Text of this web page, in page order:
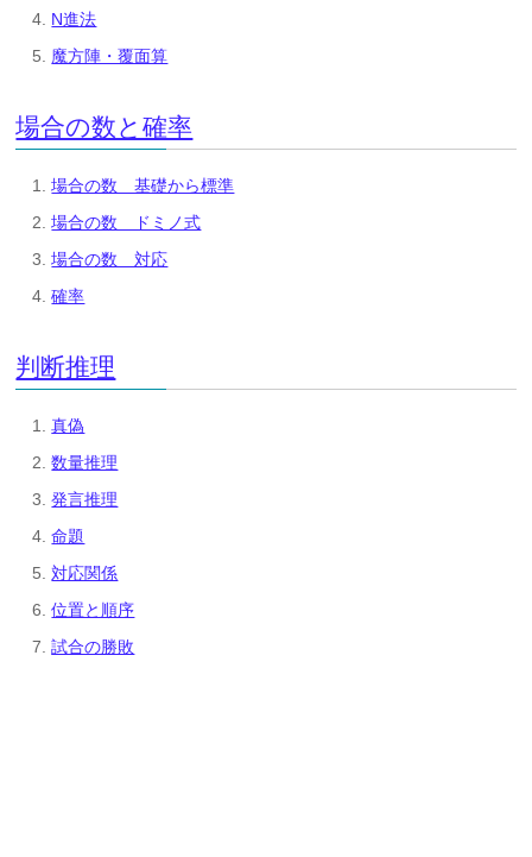
N進法
魔方陣・覆面算
場合の数と確率
場合の数 基礎から標準
場合の数 ドミノ式
場合の数 対応
確率
判断推理
真偽
数量推理
発言推理
命題
対応関係
位置と順序
試合の勝敗